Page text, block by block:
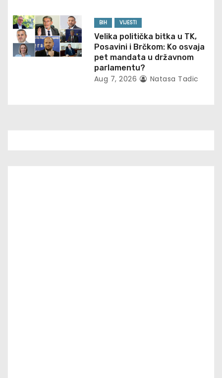
BIH VIJESTI
Velika politička bitka u TK,
Posavini i Brčkom: Ko osvaja
pet mandata u državnom
parlamentu?
Aug 7, 2026 Natasa Tadic